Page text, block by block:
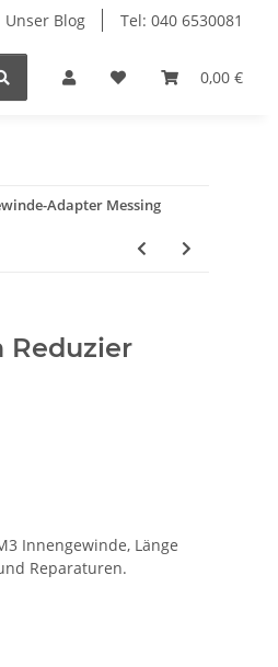
Unser Blog Tel: 040 6530081
0,00 €
Adapter Messing
Reduzier
Innengewinde, Länge
Reparaturen.